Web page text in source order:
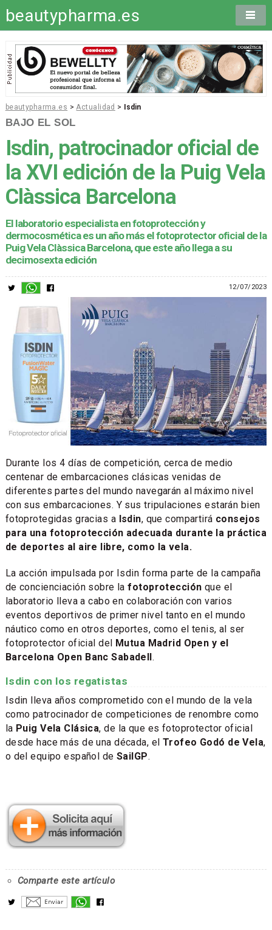
beautypharma.es
beautypharma.es >Actualidad > Isdin
BAJO EL SOL
Isdin, patrocinador oficial de
la XVI edición de la Puig Vela
Clàssica Barcelona
El laboratorio especialista en fotoprotección y
dermocosmética es un año más el fotoprotector oficial de la
Puig Vela Clàssica Barcelona, que este año llega a su
decimosexta edición
12/07/2023
Durante los 4 días de competición, cerca de medio
centenar de embarcaciones clásicas venidas de
diferentes partes del mundo navegarán al máximo nivel
con sus embarcaciones. Y sus tripulaciones estarán bien
fotoprotegidas gracias a Isdin, que compartirá consejos
para una fotoprotección adecuada durante la práctica
de deportes al aire libre, como la vela.
La acción impulsada por Isdin forma parte de la campaña
de concienciación sobre lafotoprotección que el
laboratorio lleva a cabo en colaboración con varios
eventos deportivos de primer nivel tanto en el mundo
náutico como en otros deportes, como el tenis, al ser
fotoprotector oficial del Mutua Madrid Open y el
Barcelona Open Banc Sabadell.
Isdin con los regatistas
Isdin lleva años comprometido con el mundo de la vela
como patrocinador de competiciones de renombre como
la Puig Vela Clásica, de la que es fotoprotector oficial
desde hace más de una década, el Trofeo Godó de Vela,
o del equipo español deSailGP.
Comparte este artículo